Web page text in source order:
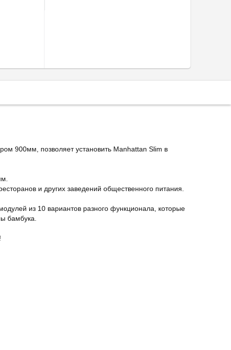
900мм, позволяет установить Manhattan Slim в
и других заведений общественного питания.
из 10 вариантов разного функционала, которые
бамбука.